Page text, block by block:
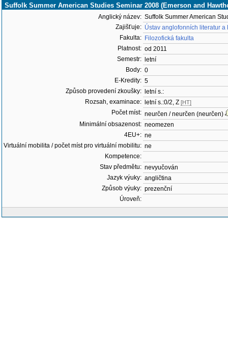
Suffolk Summer American Studies Seminar 2008 (Emerson and
Anglický název: Suffolk Summer American
Zajišťuje: Ústav anglofonních literatur a
Fakulta: Filozofická fakulta
Platnost: od 2011
Semestr:
letní
Body: 0
E-Kredity: 5
Způsob provedení zkoušky:
letní s.:
Rozsah, examinace:
letní s.:0/2, Z [HT]
Počet míst: neurčen / neurčen (neurčen)
Minimální obsazenost: neomezen
4EU+: ne
Virtuální mobilita / počet míst pro virtuální mobilitu: ne
Kompetence:
Stav předmětu: nevyučován
Jazyk výuky: angličtina
Způsob výuky: prezenční
Úroveň: